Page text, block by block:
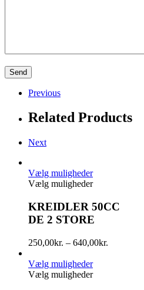
Previous
Related Products
Next
Vælg muligheder
Vælg muligheder
KREIDLER 50CC
DE 2 STORE
250,00kr. – 640,00kr.
Vælg muligheder
Vælg muligheder